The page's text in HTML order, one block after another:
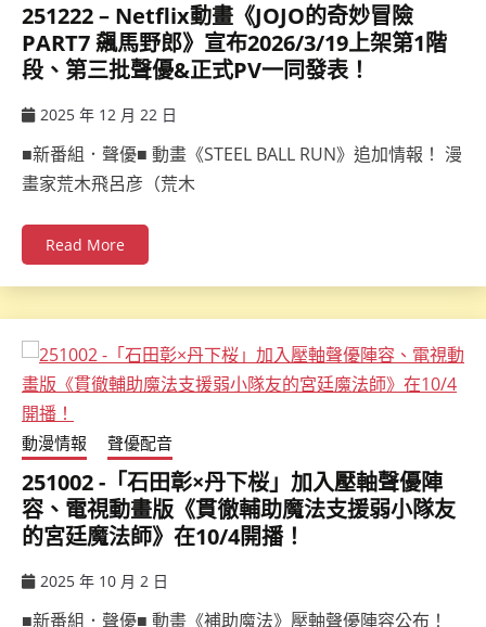
251222 – Netflix動畫《JOJO的奇妙冒險
PART7 飆馬野郎》宣布2026/3/19上架第1階
段、第三批聲優&正式PV一同發表！
2025 年 12 月 22 日
■新番組．聲優■ 動畫《STEEL BALL RUN》追加情報！ 漫
畫家荒木飛呂彦（荒木
Read More
動漫情報 聲優配音
251002 -「石田彰×丹下桜」加入壓軸聲優陣
容、電視動畫版《貫徹輔助魔法支援弱小隊友
的宮廷魔法師》在10/4開播！
2025 年 10 月 2 日
■新番組．聲優■ 動畫《補助魔法》壓軸聲優陣容公布！